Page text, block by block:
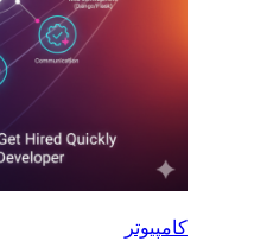
کامپیوتر